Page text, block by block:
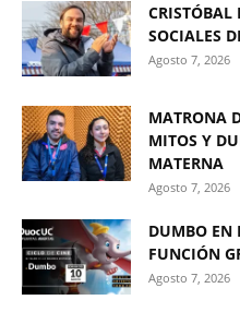
CRISTÓBAL
SOCIALES
Agosto 7, 2026
MATRONA
MITOS Y
MATERNA
Agosto 7, 2026
DUMBO EN
FUNCIÓN
Agosto 7, 2026